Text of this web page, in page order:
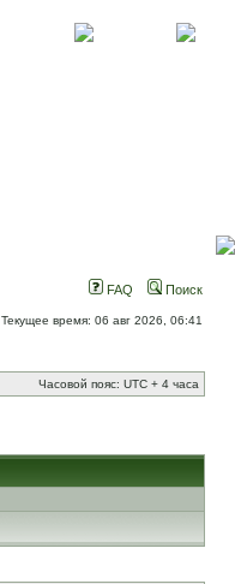
FAQ Поиск
Текущее время: 06 авг 2026, 06:41
Часовой пояс: UTC + 4 часа